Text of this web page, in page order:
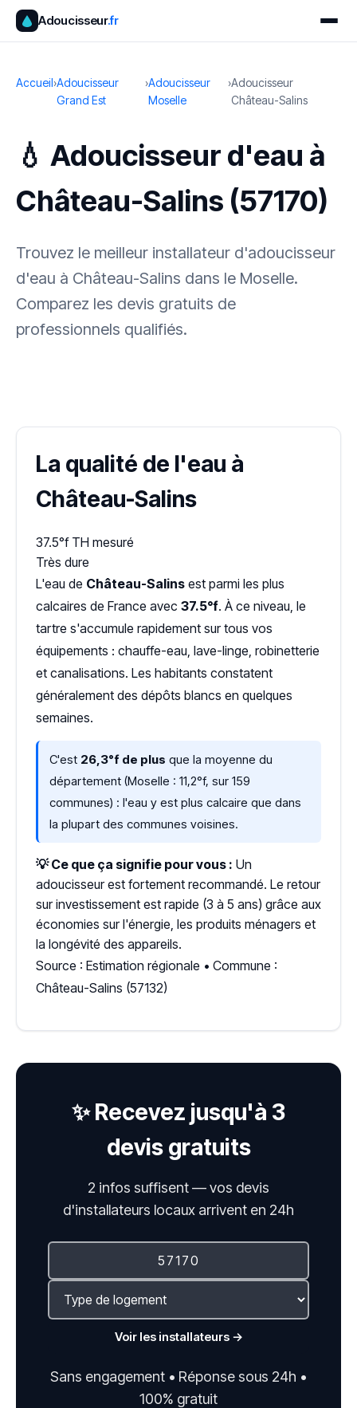
Adoucisseur.fr
Accueil›Adoucisseur
Grand Est
›Adoucisseur
Moselle
›Adoucisseur
Château-Salins
💧 Adoucisseur d'eau à
Château-Salins (57170)
Trouvez le meilleur installateur d'adoucisseur
d'eau à Château-Salins dans le Moselle.
Comparez les devis gratuits de
professionnels qualifiés.
La qualité de l'eau à
Château-Salins
37.5°f TH mesuré
Très dure
L'eau de Château-Salins est parmi les plus
calcaires de France avec 37.5°f. À ce niveau, le
tartre s'accumule rapidement sur tous vos
équipements : chauffe-eau, lave-linge, robinetterie
et canalisations. Les habitants constatent
généralement des dépôts blancs en quelques
semaines.
C'est 26,3°f de plus que la moyenne du
département (Moselle : 11,2°f, sur 159
communes) : l'eau y est plus calcaire que dans
la plupart des communes voisines.
💡 Ce que ça signifie pour vous : Un
adoucisseur est fortement recommandé. Le retour
sur investissement est rapide (3 à 5 ans) grâce aux
économies sur l'énergie, les produits ménagers et
la longévité des appareils.
Source : Estimation régionale • Commune :
Château-Salins (57132)
✨ Recevez jusqu'à 3
devis gratuits
2 infos suffisent — vos devis
d'installateurs locaux arrivent en 24h
Voir les installateurs →
Sans engagement • Réponse sous 24h •
100% gratuit